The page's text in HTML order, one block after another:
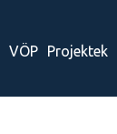
VÖP Projektek